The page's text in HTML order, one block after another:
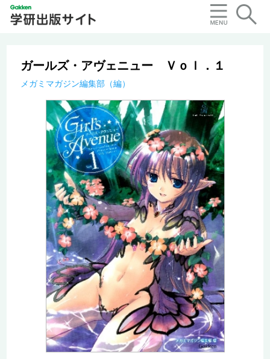
ガールズ・アヴェニュー Ｖｏｌ．１
メガミマガジン編集部（編）